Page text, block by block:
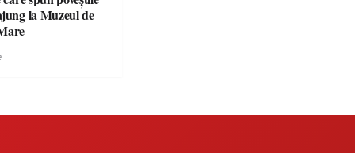
la Muzeul de